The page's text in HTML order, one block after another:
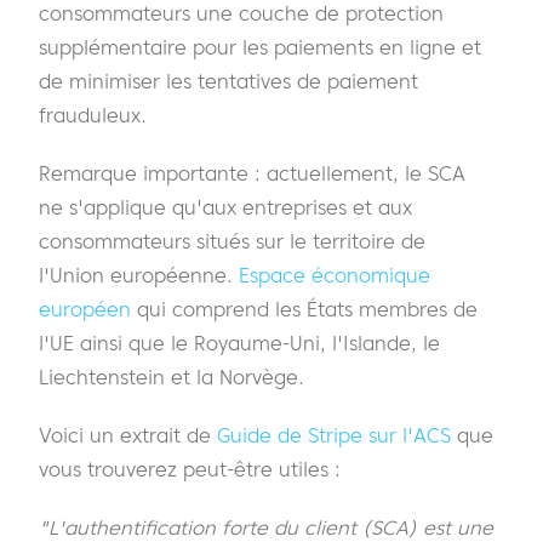
consommateurs une couche de protection
supplémentaire pour les paiements en ligne et
de minimiser les tentatives de paiement
frauduleux.
Remarque importante : actuellement, le SCA
ne s'applique qu'aux entreprises et aux
consommateurs situés sur le territoire de
l'Union européenne. Espace économique
européen qui comprend les États membres de
l'UE ainsi que le Royaume-Uni, l'Islande, le
Liechtenstein et la Norvège.
Voici un extrait de Guide de Stripe sur l'ACS que
vous trouverez peut-être utiles :
"L'authentification forte du client (SCA) est une